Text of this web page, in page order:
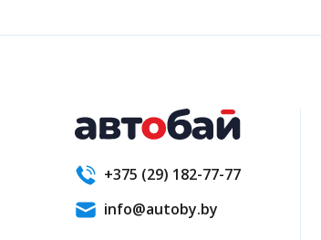
+375 (29) 182-77-77
info@autoby.by